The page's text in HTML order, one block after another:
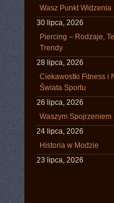
Wasz Punkt Widzenia
30 lipca, 2026
Piercing – Rodzaje,
Trendy
28 lipca, 2026
Ciekawostki Fitness i
Świata Sportu
26 lipca, 2026
Waszym Spojrzeniem
24 lipca, 2026
Historia w Modzie
23 lipca, 2026